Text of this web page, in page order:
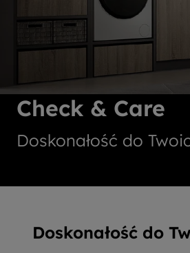
Check & Care
Doskonałość do
Doskonałość do